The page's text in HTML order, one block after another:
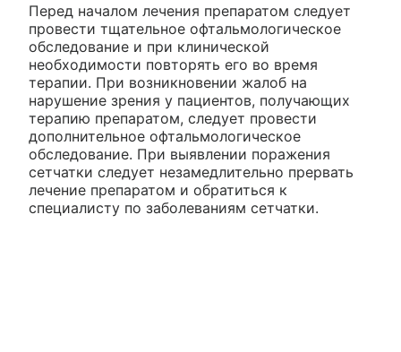
Перед началом лечения препаратом следует
провести тщательное офтальмологическое
обследование и при клинической
необходимости повторять его во время
терапии. При возникновении жалоб на
нарушение зрения у пациентов, получающих
терапию препаратом, следует провести
дополнительное офтальмологическое
обследование. При выявлении поражения
сетчатки следует незамедлительно прервать
лечение препаратом и обратиться к
специалисту по заболеваниям сетчатки.